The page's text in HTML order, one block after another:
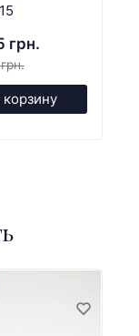
грн.
корзину